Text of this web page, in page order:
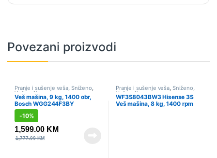
Povezani proizvodi
Pranje i sušenje veša, Sniženo,
Veš mašine
Veš mašina, 9 kg, 1400 obr,
Bosch WGG244F3BY
-10%
1,599.00 KM
1,777.00KM
Pranje i sušenje veša, Sniženo,
Veš mašine
WF3S8043BW3 Hisense 3S
Veš mašina, 8 kg, 1400 rpm